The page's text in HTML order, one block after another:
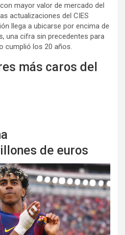
mayor valor de mercado del
actualizaciones del CIES
llega a ubicarse por encima de
una cifra sin precedentes para
cumplió los 20 años.
más caros del
de euros